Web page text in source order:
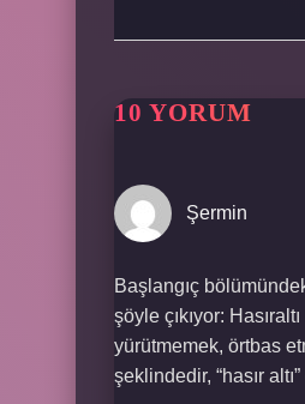
10 YORUM
Şermin
Başlangıç
şöyle çıkıyor:
yürütmemek, örtbas
şeklindedir, “hasır